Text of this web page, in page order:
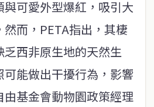
可愛外型爆紅，吸引大
而，PETA指出，其棲
西非原生地的天然生
能做出干擾行為，影響
基金會動物園政策經理